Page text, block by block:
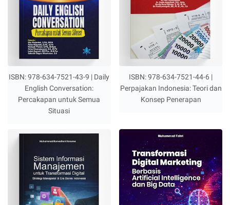
ISBN: 978-634-7521-43-9 | Daily
English Conversation:
Percakapan untuk Semua
Situasi
ISBN: 978-634-7521-44-6 |
Perpajakan Indonesia: Teori dan
Konsep Penerapan